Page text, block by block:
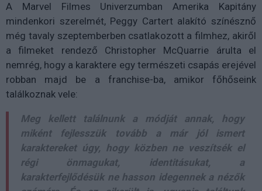
A Marvel Filmes Univerzumban Amerika Kapitány
mindenkori szerelmét, Peggy Cartert alakító színésznő
még tavaly szeptemberben csatlakozott a filmhez, akiről
a filmeket rendező Christopher McQuarrie árulta el
nemrég, hogy a karaktere egy természeti csapás erejével
robban majd be a franchise-ba, amikor főhőseink
találkoznak vele:
Meg kellett találnunk a módját annak, hogy
miként fejlesszük tovább a már jól ismert
karaktereket úgy, hogy közben ne veszítsék el
régi önmagukat, identitásukat, a
karakterfejlődésük ne hasson idegennek a nézők